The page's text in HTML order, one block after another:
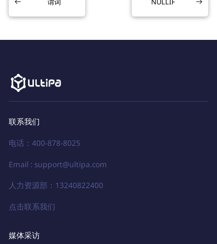
谓词 NULLIF
联系我们
电话：400-878-8025
Email : support@ultipa.com
人力资源部：13240822400
点击联系我们
媒体采访